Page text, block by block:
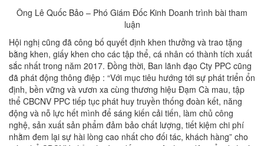
Ông Lê Quốc Bảo – Phó Giám Đốc Kinh Doanh trình bài tham
luận
Hội nghị cũng đã công bố quyết định khen thưởng và trao tặng
bằng khen, giấy khen cho các tập thể, cá nhân có thành tích xuất
sắc nhất trong năm 2017. Đồng thời, Ban lãnh đạo Cty PPC cũng
đã phát động thông điệp : “Với mục tiêu hướng tới sự phát triển ổn
định, bền vững và vươn xa cùng thương hiệu Đạm Cà mau, tập
thể CBCNV PPC tiếp tục phát huy truyền thống đoàn kết, năng
động và nỗ lực hết mình để sáng kiến cải tiến, làm chủ công
nghệ, sản xuất sản phẩm đảm bảo chất lượng, tiết kiệm chi phí
nhằm đem lại sự hài lòng cao nhất cho đối tác, khách hàng” cho